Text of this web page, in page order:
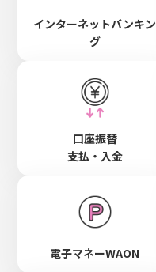
インターネットバンキン
グ
口座振替
支払・入金
電子マネーWAON